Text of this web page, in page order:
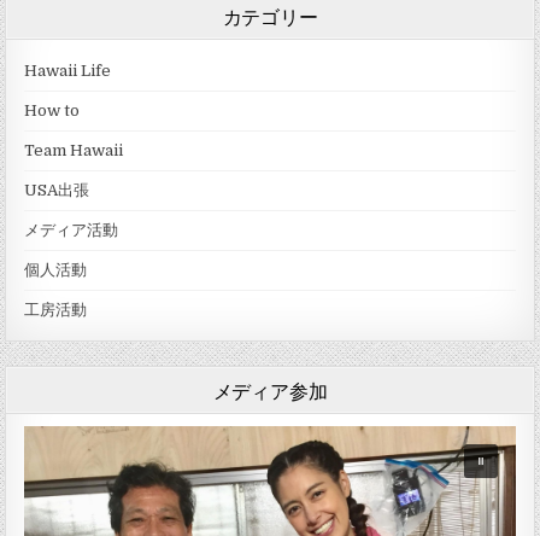
カテゴリー
Hawaii Life
How to
Team Hawaii
USA出張
メディア活動
個人活動
工房活動
メディア参加